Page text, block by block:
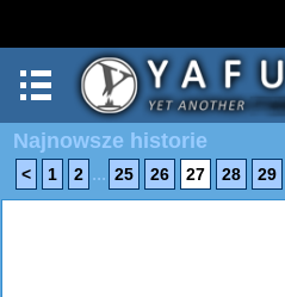
Najnowsze historie
< 1 2 ... 25 26 27 28 29